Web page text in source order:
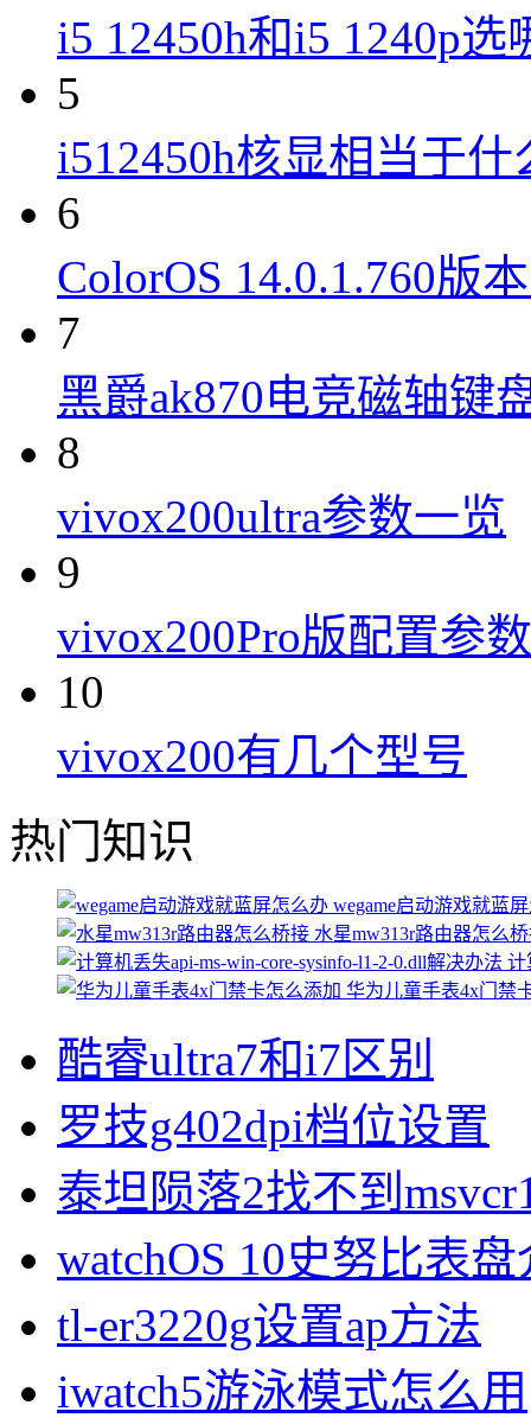
i5 12450h和i5 1240p选
5
i512450h核显相当于什
6
ColorOS 14.0.1.760版
7
黑爵ak870电竞磁轴键
8
vivox200ultra参数一览
9
vivox200Pro版配置参数
10
vivox200有几个型号
热门知识
wegame启动游戏就蓝
水星mw313r路由器怎么
计
华为儿童手表4x门禁
酷睿ultra7和i7区别
罗技g402dpi档位设置
泰坦陨落2找不到
watchOS 10史努比表
tl-er3220g设置ap方法
iwatch5游泳模式怎么用